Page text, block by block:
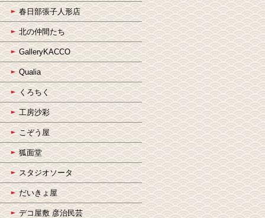
春日部張子人形店
北の仲間たち
GalleryKACCO
Qualia
くろちく
工房沙彩
こぞう屋
狐面堂
スタジオソータ
だいきょ屋
デコ屋敷 彦治民芸